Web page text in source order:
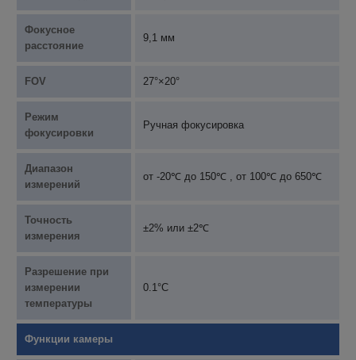
Фокусное
расстояние
9,1 мм
FOV 27°×20°
Режим
фокусировки
Ручная фокусировка
Диапазон
измерений
от -20℃ до 150℃ , от 100℃ до 650℃
Точность
измерения
±2% или ±2℃
Разрешение при
измерении
температуры
0.1°C
Функции камеры